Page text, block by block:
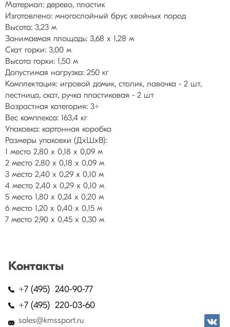
Материал: дерево, пластик
Изготовлено: многослойный брус хвойных пород
Высота: 3,23 м
Занимаемая площадь: 3,68 х 1,28 м
Скат горки: 3,00 м
Высота горки: 1,50 м
Допустимая нагрузка: 250 кг
Комплектация: игровой домик, столик, лавочка - 2 шт,
лестница, скат, ручка пластиковая - 2 шт
Возрастная категория: 3+
Вес комплекса: 163,4 кг
Упаковка: картонная коробка
Размеры упаковки (ДхШхВ):
1 место 2,80 х 0,18 х 0,09 м
2 место 2,80 х 0,18 х 0,09 м
3 место 2,40 х 0,29 х 0,10 м
4 место 2,40 х 0,29 х 0,10 м
5 место 1,80 х 0,24 х 0,20 м
6 место 1,20 х 0,40 х 0,15 м
7 место 2,90 х 0,45 х 0,30 м
Контакты
+7 (495) 240-90-77
+7 (495) 220-03-60
sales@kmssport.ru